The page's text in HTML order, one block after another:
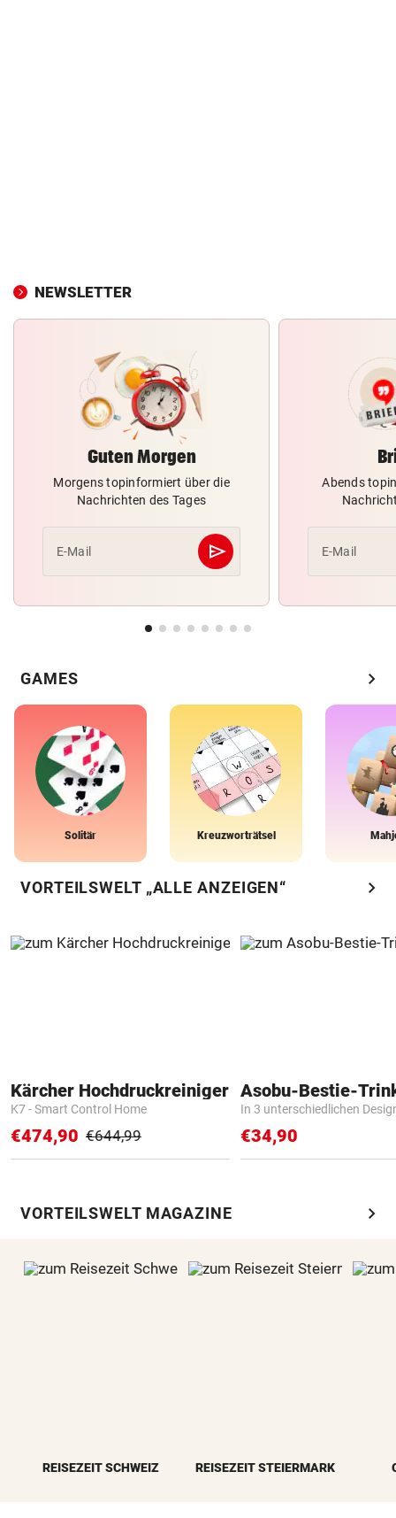
NEWSLETTER
Guten Morgen
Morgens topinformiert über die
Nachrichten des Tages
E-Mail send
Abschicken
Abends
E-Mail
GAMES chevron_right
Solitär Kreuzworträtsel
VORTEILSWELT „ALLE ANZEIGEN“ chevron_right
Kärcher Hochdruckreiniger
K7 - Smart Control Home
€474,90 €644,99
Asobu-Bestie-
In 3 unterschiedlichen
€34,90
VORTEILSWELT MAGAZINE chevron_right
REISEZEIT SCHWEIZ REISEZEIT STEIERMARK